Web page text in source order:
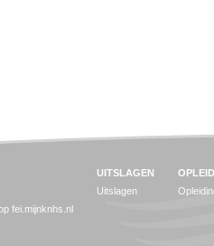
fei.mijnknhs.nl
UITSLAGEN
Uitslagen